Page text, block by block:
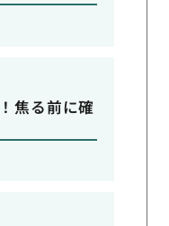
焦る前に確